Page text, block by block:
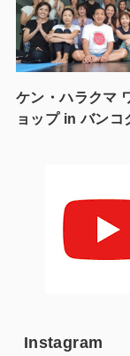
ケン・ハラクマ
ョップ in バンコ
Instagram